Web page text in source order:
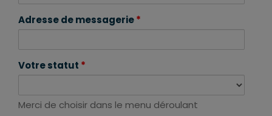
Adresse de messagerie*
Votre statut *
Merci de choisir dans le menu déroulant